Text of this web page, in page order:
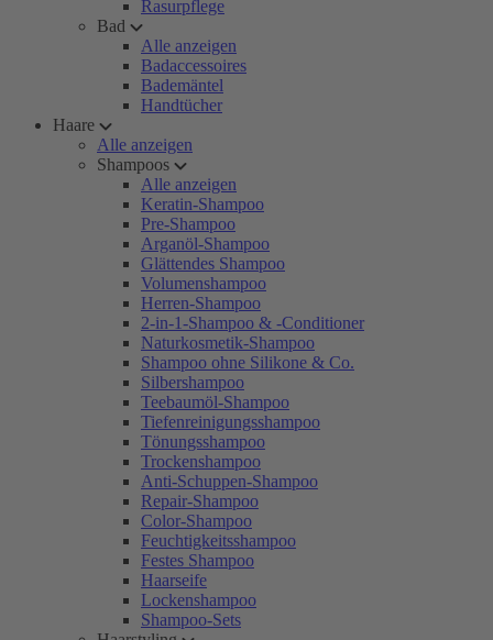
Rasurpflege
Bad
Alle anzeigen
Badaccessoires
Bademäntel
Handtücher
Haare
Alle anzeigen
Shampoos
Alle anzeigen
Keratin-Shampoo
Pre-Shampoo
Arganöl-Shampoo
Glättendes Shampoo
Volumenshampoo
Herren-Shampoo
2-in-1-Shampoo & -Conditioner
Naturkosmetik-Shampoo
Shampoo ohne Silikone & Co.
Silbershampoo
Teebaumöl-Shampoo
Tiefenreinigungsshampoo
Tönungsshampoo
Trockenshampoo
Anti-Schuppen-Shampoo
Repair-Shampoo
Color-Shampoo
Feuchtigkeitsshampoo
Festes Shampoo
Haarseife
Lockenshampoo
Shampoo-Sets